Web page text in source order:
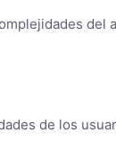
del
de los